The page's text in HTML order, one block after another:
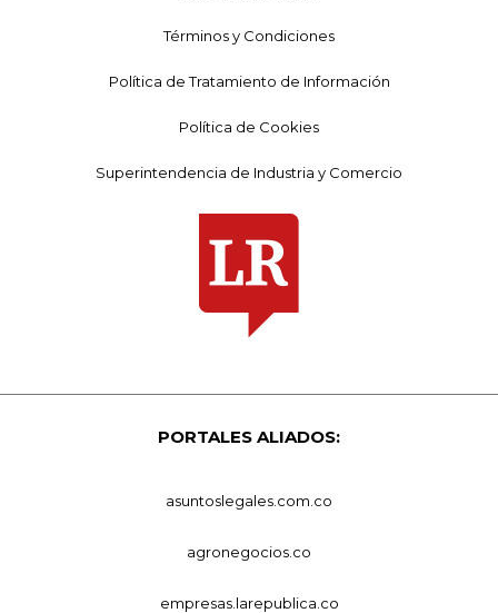
Términos y Condiciones
Política de Tratamiento de Información
Política de Cookies
Superintendencia de Industria y Comercio
PORTALES ALIADOS:
asuntoslegales.com.co
agronegocios.co
empresas.larepublica.co